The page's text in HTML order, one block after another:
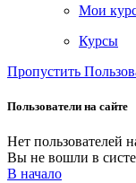
Мои
Курсы
Пропустить
Пользователи на сайте
Нет пользователей
Вы не вошли в
В начало